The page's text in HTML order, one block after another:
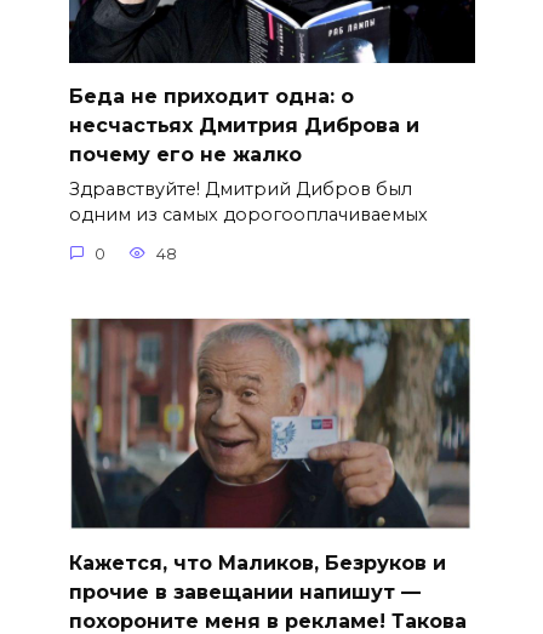
Беда не приходит одна: о
несчастьях Дмитрия Диброва и
почему его не жалко
Здравствуйте! Дмитрий Дибров был
одним из самых дорогооплачиваемых
0 48
Кажется, что Маликов, Безруков и
прочие в завещании напишут —
похороните меня в рекламе! Такова